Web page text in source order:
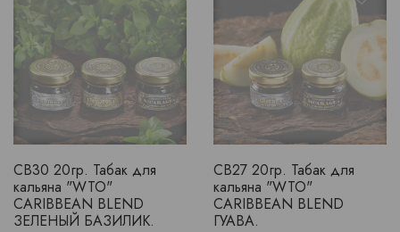
CB30 20гр. Табак для
кальяна "WTO"
CARIBBEAN BLEND
ЗЕЛЕНЫЙ БАЗИЛИК.
CB27 20гр. Табак для
кальяна "WTO"
CARIBBEAN BLEND
ГУАВА.